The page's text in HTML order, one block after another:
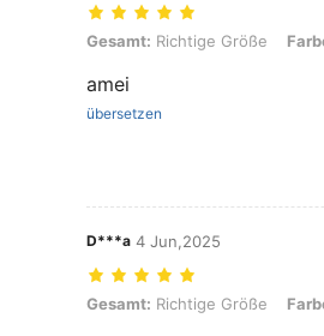
Gesamt: Richtige Größe, Farbe:
Gesamt: Richtige Größe
amei
übersetzen
D***a 4 Jun,2025
Gesamt: Richtige Größe, Farbe:
Gesamt: Richtige Größe